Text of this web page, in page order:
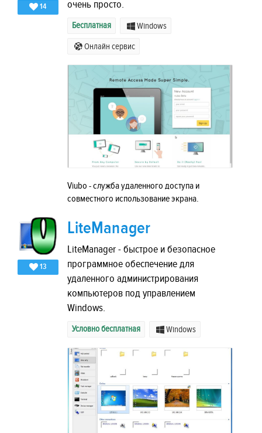
14
очень просто.
Бесплатная Windows
Онлайн сервис
Viubo - служба удаленного доступа и
совместного использование экрана.
13
LiteManager
LiteManager - быстрое и безопасное
программное обеспечение для
удаленного администрирования
компьютеров под управлением
Windows.
Условно бесплатная Windows